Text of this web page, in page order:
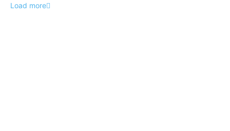
Load more